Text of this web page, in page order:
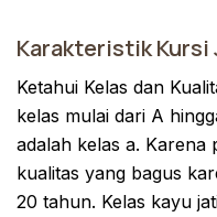
Karakteristik
Ketahui Kelas dan
kelas mulai dari A
adalah kelas a. Karena
kualitas yang bagus
20 tahun. Kelas kayu